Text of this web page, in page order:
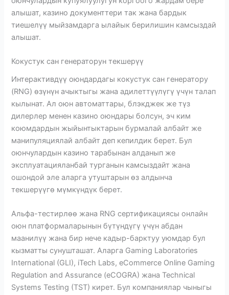
алышат, казино документтери так жана бардык
тиешелүү мыйзамдарга ылайык берилишин камсыздай
алышат.
Кокустук сан генераторун текшерүү
Интерактивдүү оюндардагы кокустук сан генератору
(RNG) өзүнүн ачыктыгы жана адилеттүүлүгү үчүн талап
кылынат. Ал оюн автоматтары, блэкджек же түз
дилерлер менен казино оюндары болсун, эч ким
коюмдардын жыйынтыктарын бурмалай албайт же
манипуляциялай албайт деп кепилдик берет. Бул
оюнчулардын казино тарабынан алданып же
эксплуатацияланбай турганын камсыздайт жана
ошондой эле аларга утуштарын өз алдынча
текшерүүгө мүмкүндүк берет.
Альфа-тестирлөө жана RNG сертификациясы онлайн
оюн платформаларынын бүтүндүгү үчүн абдан
маанилүү жана бир нече кадыр-барктуу уюмдар бул
кызматты сунушташат. Аларга Gaming Laboratories
International (GLI), iTech Labs, eCommerce Online Gaming
Regulation and Assurance (eCOGRA) жана Technical
Systems Testing (TST) кирет. Бул компаниялар чыныгы